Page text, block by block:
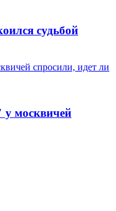
судьбой
москвичей